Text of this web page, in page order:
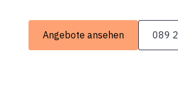
Angebote ansehen 089